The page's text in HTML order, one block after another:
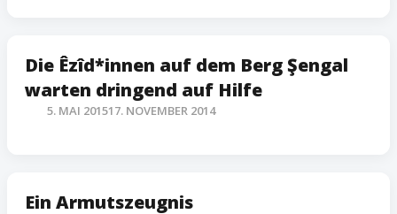
Die Êzîd*innen auf dem Berg Şengal
warten dringend auf Hilfe
5. MAI 201517. NOVEMBER 2014
Ein Armutszeugnis